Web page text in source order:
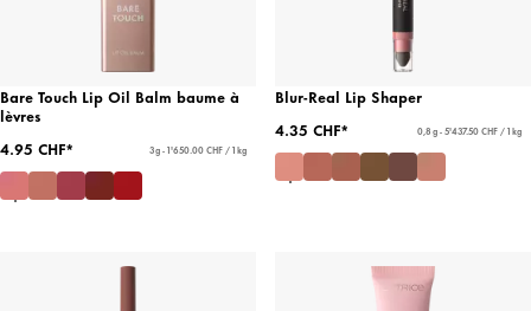
Bare Touch Lip Oil Balm baume à
lèvres
4.95 CHF*
3 g - 1'650.00 CHF / 1 kg
Blur-Real Lip Shaper
4.35 CHF*
0,8 g - 5'437.50 CHF / 1 kg